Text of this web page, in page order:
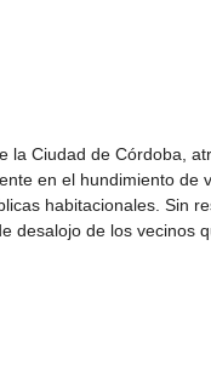
la Ciudad de Córdoba,
en el hundimiento de
habitacionales. Sin
desalojo de los vecinos